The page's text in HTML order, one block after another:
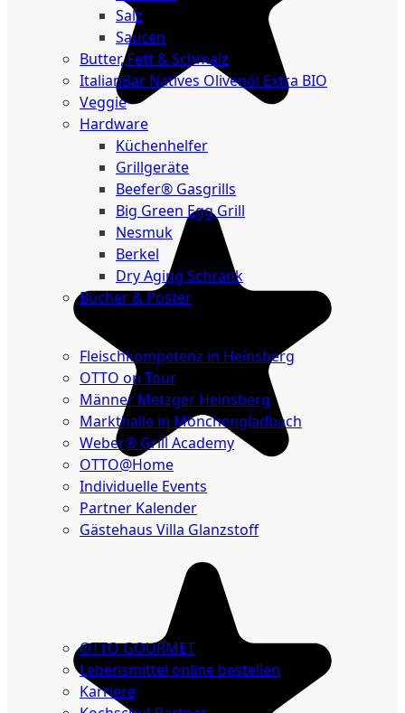
Salz
Saucen
Butter, Fett & Schmalz
ItalianBar Natives Olivenöl Extra BIO
Veggie
Hardware
Küchenhelfer
Grillgeräte
Beefer® Gasgrills
Big Green Egg Grill
Nesmuk
Berkel
Dry Aging Schrank
Bücher & Poster
Events
Fleischkompetenz in Heinsberg
OTTO on Tour
Männer Metzger Heinsberg
Markthalle in Mönchengladbach
Weber® Grill Academy
OTTO@Home
Individuelle Events
Partner Kalender
Gästehaus Villa Glanzstoff
OTTO GOURMET
Lebensmittel online bestellen
Karriere